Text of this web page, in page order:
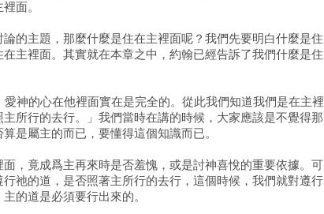
面。
的主題，那麼什麼是住在主裡面呢？我們先要明白什麼是住
主裡面。其實就在本章之中，約翰已經告訴了我們什麼是住
神的心在他裡面實在是完全的。從此我們知道我們是在主裡
所行的去行。」我們當時在講的時候，大家應該是不覺得那
是屬主的而已，要懂得這個知識而已。
，竟成爲主再來時是否羞愧，或是討神喜悅的重要依據。可
祂的道，是否照著主所行的去行，這個時候，我們就對遵行
的道是必須要行出來的。